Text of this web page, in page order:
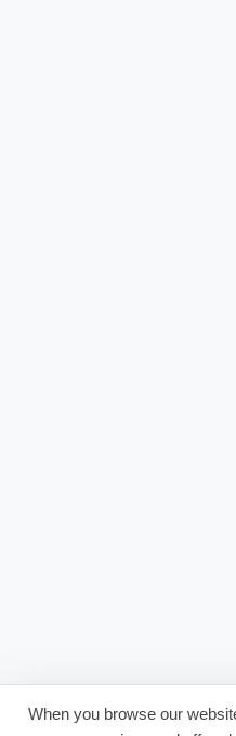
When you browse our